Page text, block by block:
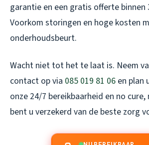
garantie en een gratis offerte binnen
Voorkom storingen en hoge kosten
onderhoudsbeurt.
Wacht niet tot het te laat is. Neem
contact op via 085 019 81 06 en plan
onze 24/7 bereikbaarheid en no
bent u verzekerd van de beste zorg